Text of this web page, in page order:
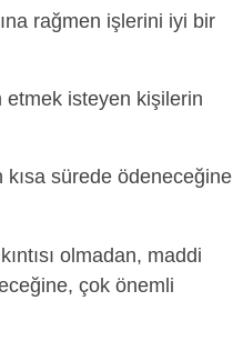
rağmen işlerini iyi bir
etmek isteyen kişilerin
kısa sürede ödeneceğine
olmadan, maddi
çok önemli